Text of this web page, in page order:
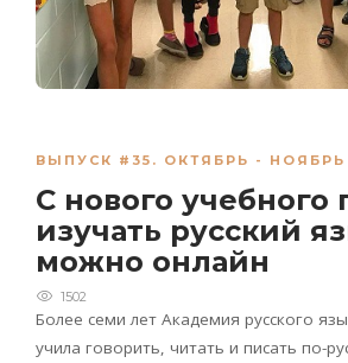
ВЫПУСК #35. ОКТЯБРЬ - НОЯБРЬ
С нового учебного
изучать русский
можно онлайн
1502
Более семи лет Академия русского
учила говорить, читать и писать по-